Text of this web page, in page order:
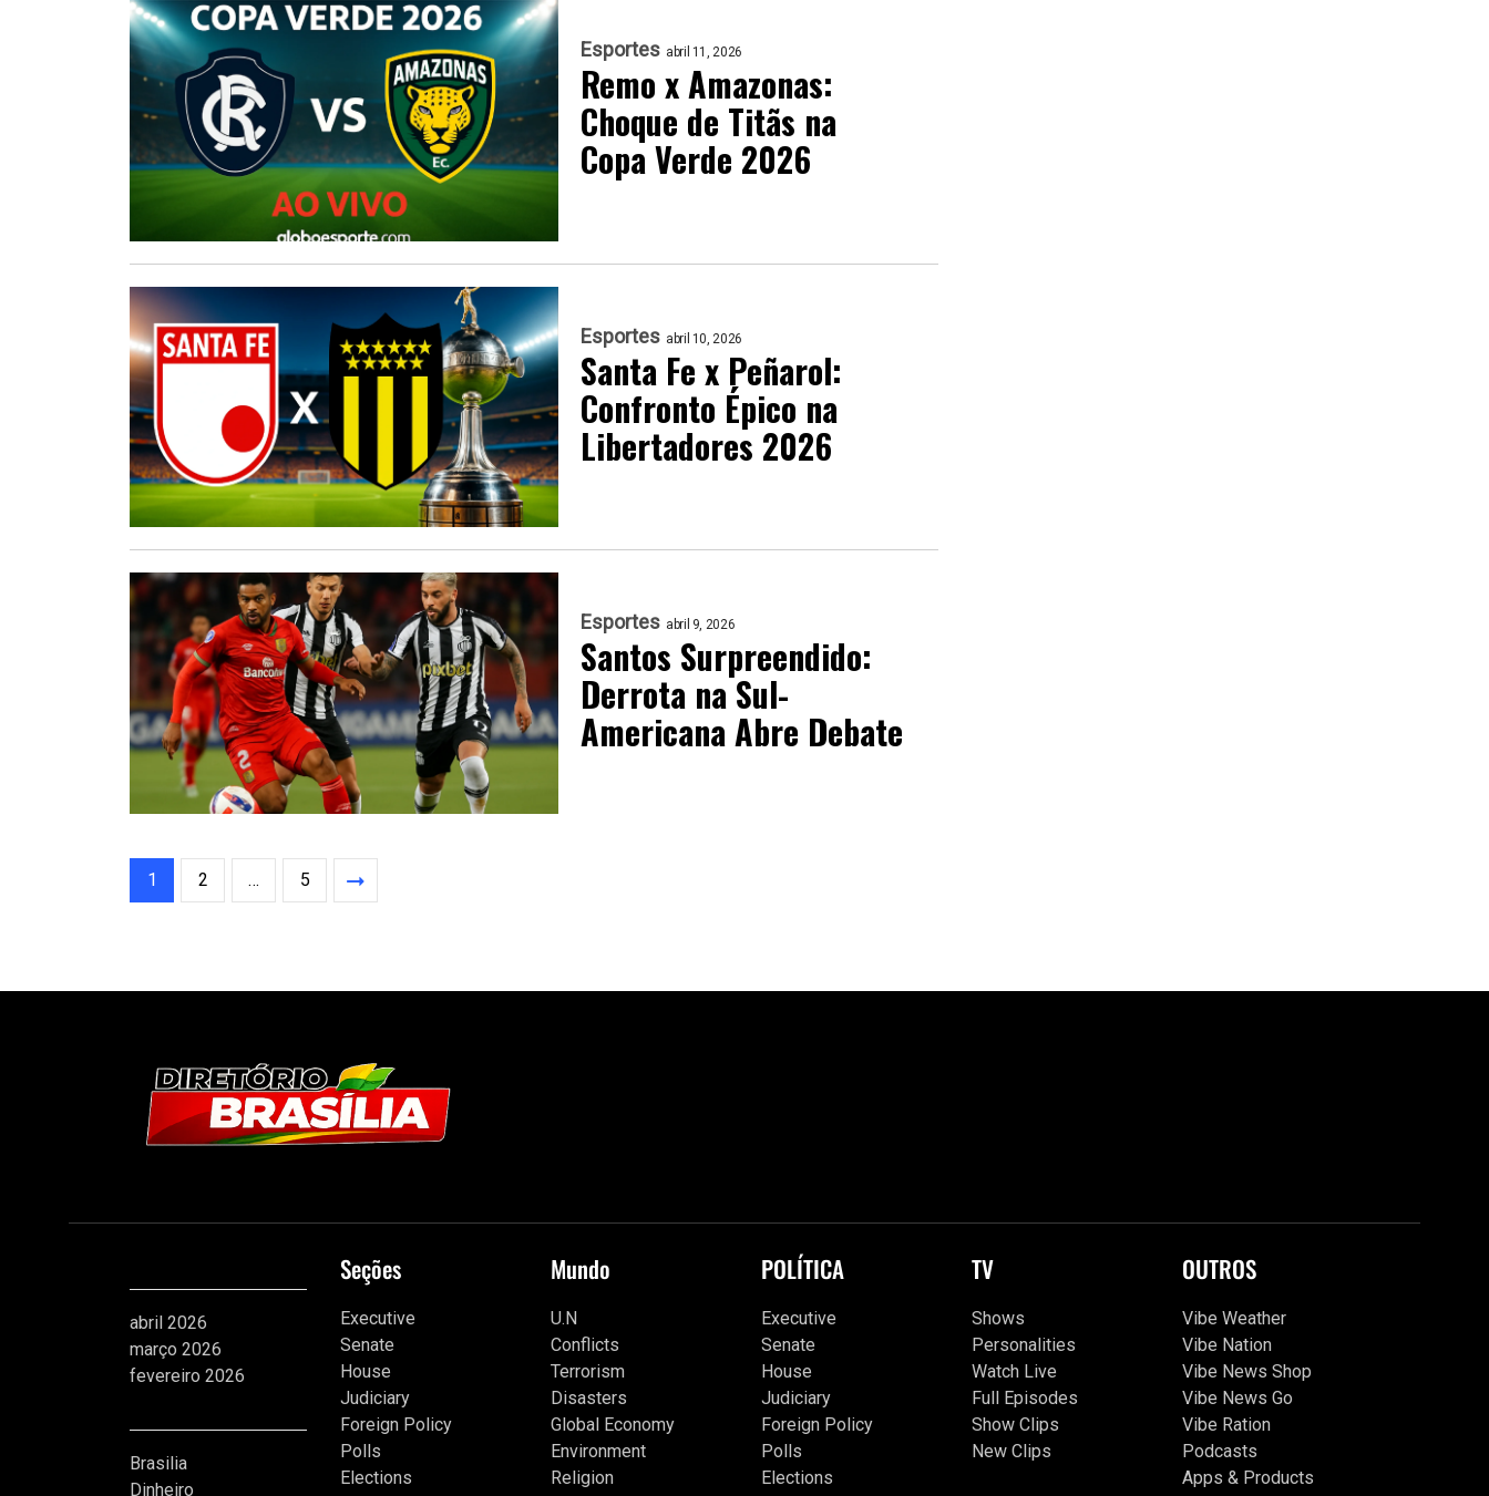
Esportes abril 11, 2026
Remo x Amazonas:
Choque de Titãs na
Copa Verde 2026
Esportes abril 10, 2026
Santa Fe x Peñarol:
Confronto Épico na
Libertadores 2026
Esportes abril 9, 2026
Santos Surpreendido:
Derrota na Sul-
Americana Abre Debate
1 2 … 5
abril 2026
março 2026
fevereiro 2026
Brasilia
Dinheiro
Seções
Executive
Senate
House
Judiciary
Foreign Policy
Polls
Elections
Mundo
U.N
Conflicts
Terrorism
Disasters
Global Economy
Environment
Religion
POLÍTICA
Executive
Senate
House
Judiciary
Foreign Policy
Polls
Elections
TV
Shows
Personalities
Watch Live
Full Episodes
Show Clips
New Clips
OUTROS
Vibe Weather
Vibe Nation
Vibe News Shop
Vibe News Go
Vibe Ration
Podcasts
Apps & Products